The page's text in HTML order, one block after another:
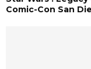
Comic-Con San